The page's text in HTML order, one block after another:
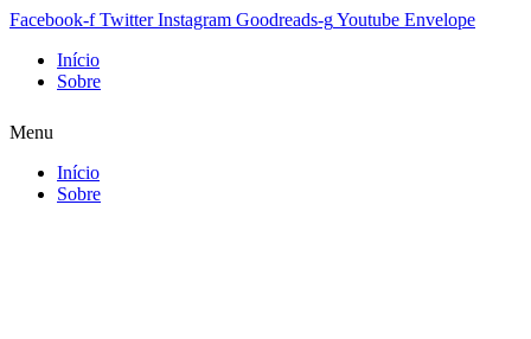
Facebook-f Twitter Instagram Goodreads-gYoutube Envelope
Início
Sobre
Menu
Início
Sobre